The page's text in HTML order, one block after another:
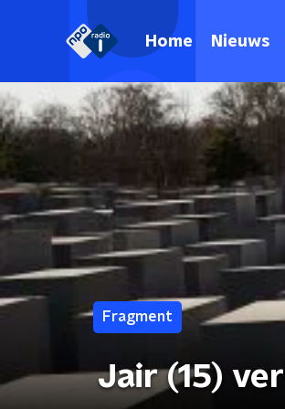
Home Nieuws
Fragment
Jair (15)